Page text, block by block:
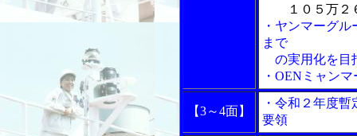
１０５万２
・ヤンマーグ
まで
の実用化を目
・OENミャン
【3～4面】
・令和２年度
要領